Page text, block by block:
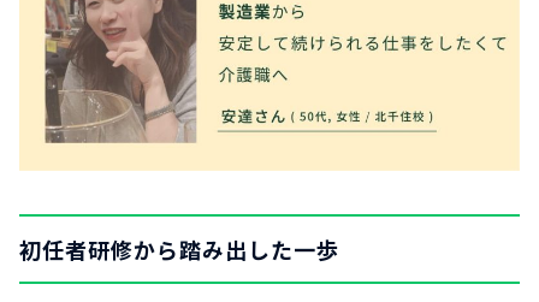
初任者研修から踏み出した一歩